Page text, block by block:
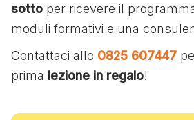
sotto per ricevere il
moduli formativi e una
Contattaci allo 0825 607447
prima lezione in regalo!